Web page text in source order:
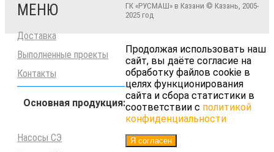
МЕНЮ
Доставка
Выполненные проекты
Контакты
Основная продукция:
Насосы СЭ
ГК «РУСМАШ» в Казани © Казань, 2005-
2025 год
Продолжая использовать наш
сайт, вы даёте согласие на
обработку файлов cookie в
целях функционирования
сайта и сбора статистики в
соответствии с политикой
конфиденциальности
Я согласен